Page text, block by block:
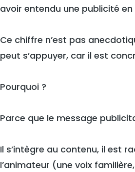
avoir entendu une publicité
Ce chiffre n’est pas
peut s’appuyer, car il est
Pourquoi ?
Parce que le message
Il s’intègre au contenu, il est
l’animateur (une voix